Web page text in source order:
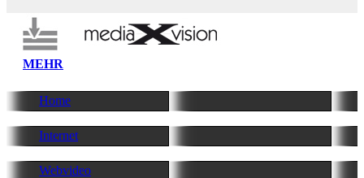
MEHR
Home
Internet
Webvideo